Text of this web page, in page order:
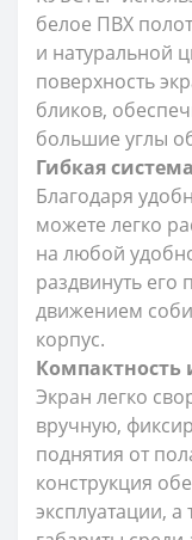
белое ПВХ
и натуральной
поверхность
бликов,
большие углы
Гибкая
Благодаря
можете легко
на любой
раздвинуть
движением
корпус.
Компактность
Экран легко
вручную,
поднятия от
конструкция
эксплуатации,